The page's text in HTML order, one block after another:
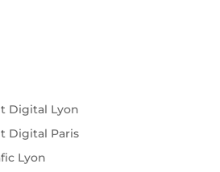
Digital Lyon
Digital Paris
Lyon